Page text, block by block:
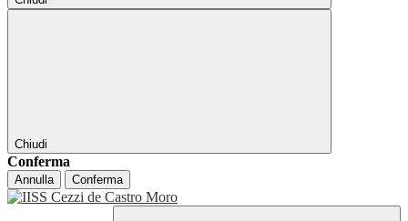
Chiudi
Conferma
Annulla Conferma